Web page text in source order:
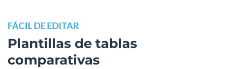
FÁCIL DE EDITAR
Plantillas de tablas
comparativas